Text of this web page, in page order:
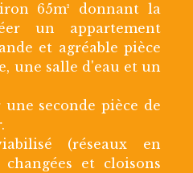
65m² donnant la
un appartement
et agréable pièce
une salle d'eau et un
seconde pièce de
(réseaux en
et cloisons